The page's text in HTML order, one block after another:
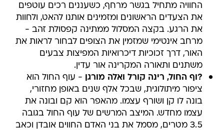
החוויה מתחיל בגשר מרחף, כשעננים רכים עוטפים
את הצעדים הראשונים ומזמינים אותנו להאט, ולחוות
את הרגע. בקצה המסלול ממתינה קפסולת זהב -
מרחב אינטימי שמזמין את הצופים לבחור לראות את
האור, דרך זכוכיות דיכרואיות המפיצות צבעים
משתנים ותאורה המקרינה אור עדין.
?וף החול, רינה קורל ואלה מורגן
- עוף החול הוא
ציפור מיתולוגית, שבכל אלף שנים באופן מחזורי,
בונה לו קן ושורף עצמו. מהאפר הוא קם ובונה את
עצמו מחדש. המיצב המרשים של עוף החול בגובה
3.5 מטרים, מסמל את בני האדם החווים אובדן וכאב